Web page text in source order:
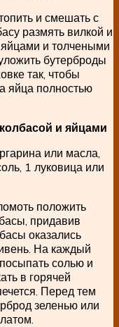
и смешать с
размять вилкой и
и толчеными
бутерброды
так, чтобы
яйца полностью
и яйцами
или масла,
1 луковица или
положить
придавив
оказались
На каждый
солью и
в горячей
Перед тем
зеленью или